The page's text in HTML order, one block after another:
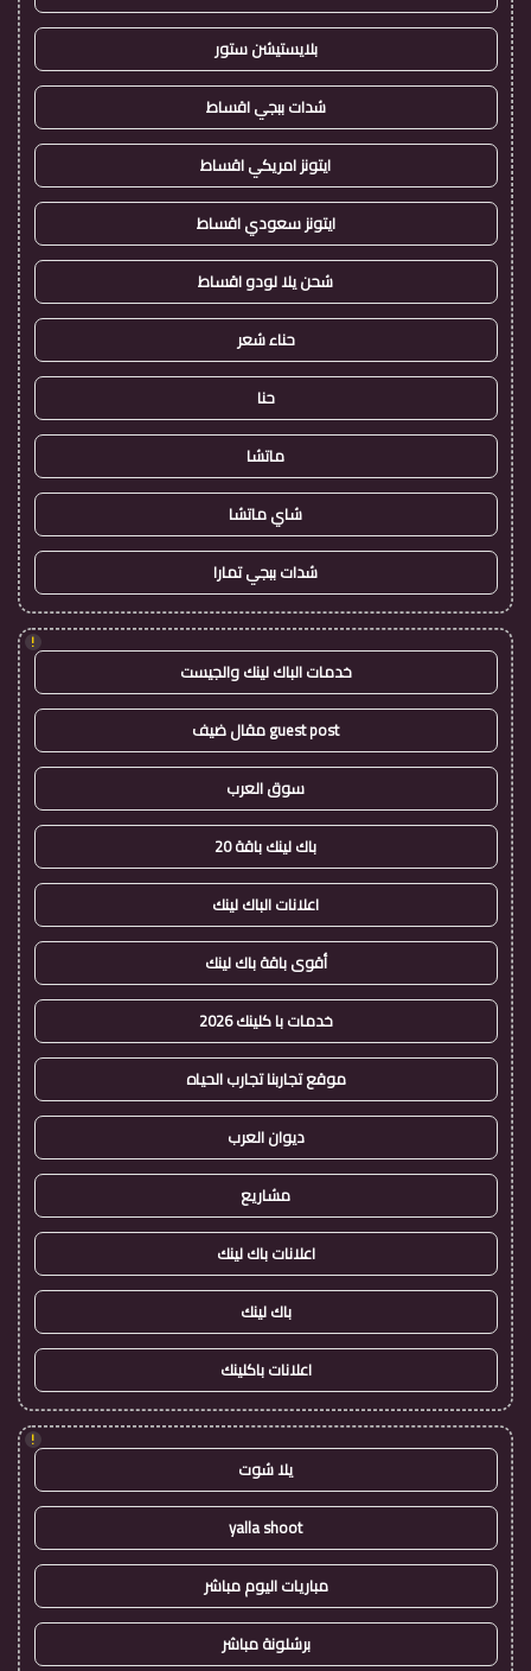
بلايستيشن ستور
شدات ببجي اقساط
ايتونز امريكي اقساط
ايتونز سعودي اقساط
شحن يلا لودو اقساط
حناء شعر
حنا
ماتشا
شاي ماتشا
شدات ببجي تمارا
!
خدمات الباك لينك والجيست
guest post مقال ضيف
سوق العرب
باك لينك باقة 20
اعلانات الباك لينك
أقوى باقة باك لينك
خدمات با كلينك 2026
موقع تجاربنا تجارب الحياه
ديوان العرب
مشاريع
اعلانات باك لينك
باك لينك
اعلانات باكلينك
!
يلا شوت
yalla shoot
مباريات اليوم مباشر
برشلونة مباشر